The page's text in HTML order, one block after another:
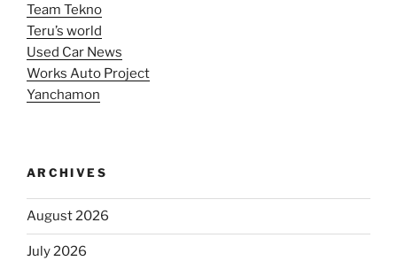
Team Tekno
Teru’s world
Used Car News
Works Auto Project
Yanchamon
ARCHIVES
August 2026
July 2026